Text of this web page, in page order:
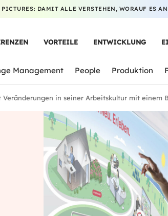
DAMIT ALLE VERSTEHEN, WORAUF ES
VORTEILE ENTWICKLUNG
Management People Produktion
Veränderungen in seiner Arbeitskultur mit einem